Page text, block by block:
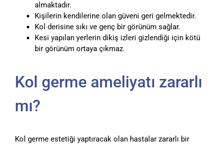
almaktadır.
Kişilerin kendilerine olan güveni geri gelmektedir.
Kol derisine sıkı ve genç bir görünüm sağlar.
Kesi yapılan yerlerin dikiş izleri gizlendiği için kötü
bir görünüm ortaya çıkmaz.
Kol germe ameliyatı zararlı
mı?
Kol germe estetiği yaptıracak olan hastalar zararlı bir